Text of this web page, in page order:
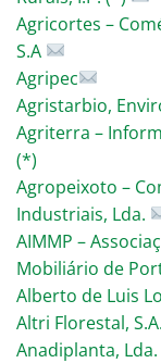
Agricortes –
S.A
Agripec
Agristarbio,
Agriterra –
(*)
Agropeixoto –
Industriais, Lda.
AIMMP –
Mobiliário de
Alberto de Luis
Altri Florestal, S.A.
Anadiplanta, Lda.